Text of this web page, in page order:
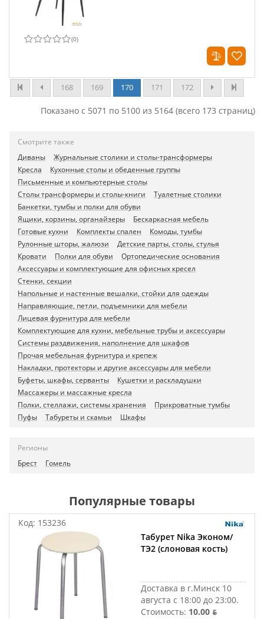
(0)
168 169 170 171 172
Показано с 5071 по 5100 из 5164 (всего 173 страниц)
Смотрите также
Диваны
Журнальные столики и столы-трансформеры
Кресла
Кухонные столы и обеденные группы
Письменные и компьютерные столы
Столы трансформеры и столы-книги
Туалетные столики
Банкетки, тумбы и полки для обуви
Ящики, корзины, органайзеры
Бескаркасная мебель
Готовые кухни
Комплекты спален
Комоды, тумбы
Рулонные шторы, жалюзи
Детские парты, столы, стулья
Кровати
Полки для обуви
Ортопедические основания
Аксессуары и комплектующие для офисных кресел
Стенки, секции
Напольные и настенные вешалки, стойки для одежды
Направляющие, петли, подъемники для мебели
Лицевая фурнитура для мебели
Комплектующие для кухни, мебельные трубы и аксессуары
Системы раздвижения, наполнение для шкафов
Прочая мебельная фурнитура и крепеж
Накладки, протекторы и другие аксессуары для мебели
Буфеты, шкафы, серванты
Кушетки и раскладушки
Массажеры и массажные кресла
Полки, стеллажи, системы хранения
Прикроватные тумбы
Пуфы
Табуреты и скамьи Шкафы
Регионы
Брест
Гомель
Популярные товары
Код: 153236
Табурет Nika Эконом/
ТЭ2 (слоновая кость)
Доставка в г.Минск 10
августа с 18:00 до 23:00.
Стоимость: 10.00 ƃ